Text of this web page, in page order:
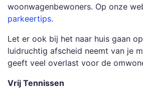
woonwagenbewoners. Op onze
parkeertips.
Let er ook bij het naar huis gaan
luidruchtig afscheid neemt van je
geeft veel overlast voor de
Vrij Tennissen